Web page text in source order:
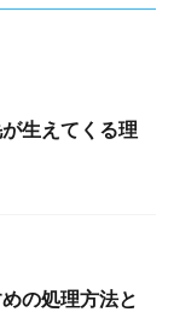
生えてくる理
の処理方法と